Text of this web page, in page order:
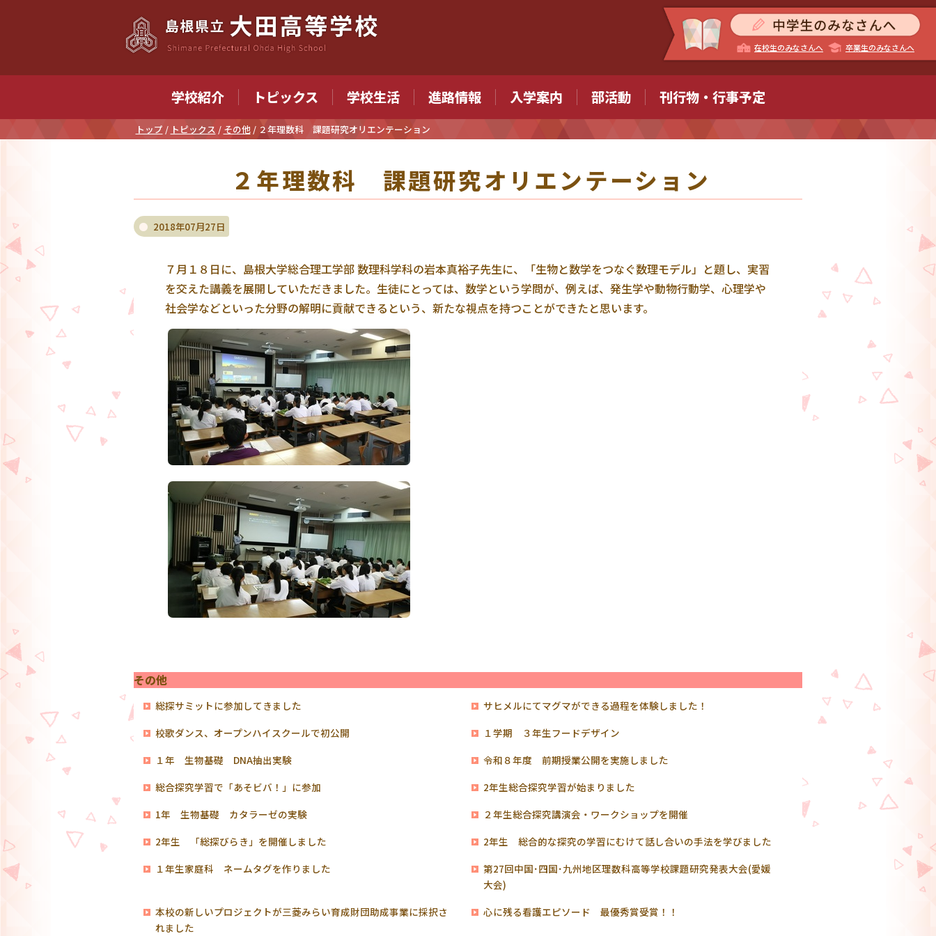
在校生のみなさんへ 卒業生のみなさんへ
学校紹介 トピックス 学校生活 進路情報 入学案内 部活動 刊行物・行事予定
現
トップ / トピックス / その他/ ２年理数科 課題研究オリエンテーション
２年理数科 課題研究オリエンテーション
2018年07月27日
７月１８日に、島根大学総合理工学部 数理科学科の岩本真裕子先生に、「生物と数学をつなぐ数理モデル」と題し、実習
を交えた講義を展開していただきました。生徒にとっては、数学という学問が、例えば、発生学や動物行動学、心理学や
社会学などといった分野の解明に貢献できるという、新たな視点を持つことができたと思います。
その他
総探サミットに参加してきました
サヒメルにてマグマができる過程を体験しました！
校歌ダンス、オープンハイスクールで初公開
１学期 ３年生フードデザイン
１年 生物基礎 DNA抽出実験
令和８年度 前期授業公開を実施しました
総合探究学習で「あそビバ！」に参加
2年生総合探究学習が始まりました
1年 生物基礎 カタラーゼの実験
２年生総合探究講演会・ワークショップを開催
2年生 「総探びらき」を開催しました
2年生 総合的な探究の学習にむけて話し合いの手法を学びました
１年生家庭科 ネームタグを作りました
第27回中国･四国･九州地区理数科高等学校課題研究発表大会(愛媛
大会)
本校の新しいプロジェクトが三菱みらい育成財団助成事業に採択さ
れました
心に残る看護エピソード 最優秀賞受賞！！